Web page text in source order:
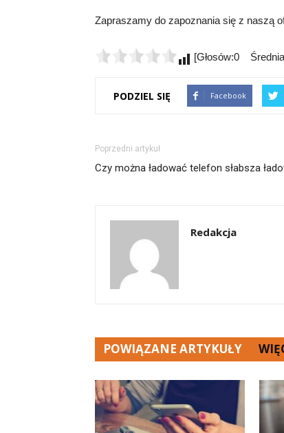
Zapraszamy do zapoznania się z naszą
[Głosów:0
PODZIEL SIĘ Facebook
Poprzedni artykuł
Czy można ładować telefon słabsza
Redakcja
POWIĄZANE ARTYKUŁY